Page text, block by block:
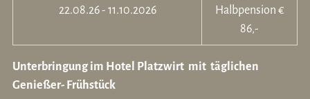
22.08.26 - 11.10.2026
Halbpension €
86,-
Unterbringung im Hotel Platzwirt mit täglichen
Genießer- Frühstück